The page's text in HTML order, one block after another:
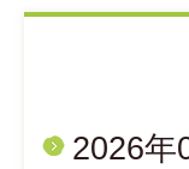
2026年